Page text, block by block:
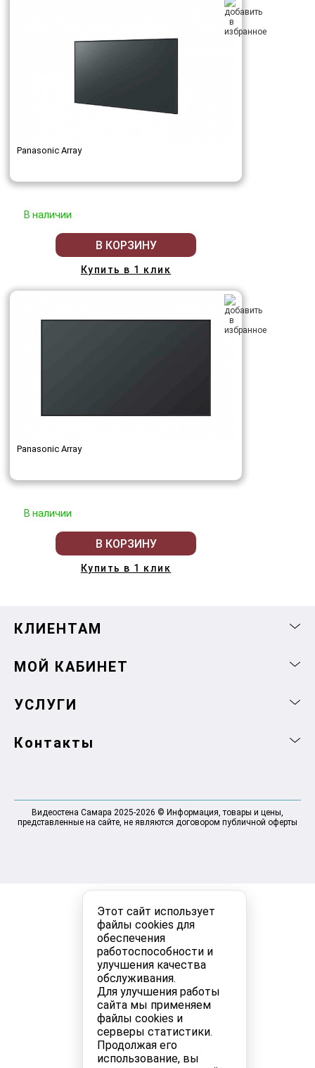
Этот сайт использует
файлы cookies для
обеспечения
работоспособности и
улучшения качества
обслуживания.
Для улучшения работы
сайта мы применяем
файлы cookies и
серверы статистики.
Продолжая его
использование, вы
Panasonic Array
В наличии
В КОРЗИНУ
Купить в 1 клик
Panasonic Array
В наличии
В КОРЗИНУ
Купить в 1 клик
КЛИЕНТАМ
МОЙ КАБИНЕТ
УСЛУГИ
Контакты
Видеостена Самара 2025-2026 © Информация, товары и цены,
представленные на сайте, не являются договором публичной оферты